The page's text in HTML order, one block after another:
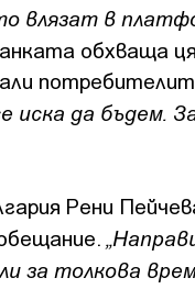
влязат в
обхваща
иска да бъдем.
Рени
за толкова